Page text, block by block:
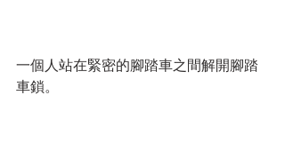
一個人站在緊密的腳踏車之間解開腳踏
車鎖。